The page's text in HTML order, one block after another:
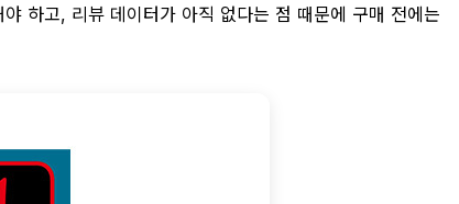
하고, 리뷰 데이터가 아직 없다는 점 때문에 구매 전에는